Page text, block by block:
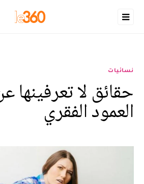
نسائيات
حقائق لا تعرفينها
العمود الفقري